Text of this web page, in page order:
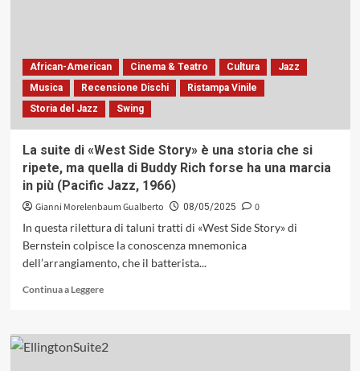
ricordiamo
attraverso
una
delle
più
riuscite
African-American Cinema & Teatro Cultura
Jazz
Musica
Recensione Dischi
Ristampa Vinile
Storia del Jazz
Swing
La suite di «West Side Story» è una storia che si
ripete, ma quella di Buddy Rich forse ha una marcia
in più (Pacific Jazz, 1966)
Gianni Morelenbaum Gualberto 08/05/2025
0
In questa rilettura di taluni tratti di «West Side Story» di
Bernstein colpisce la conoscenza mnemonica
dell’arrangiamento, che il batterista...
Continua a LeggereLeggi
su
La